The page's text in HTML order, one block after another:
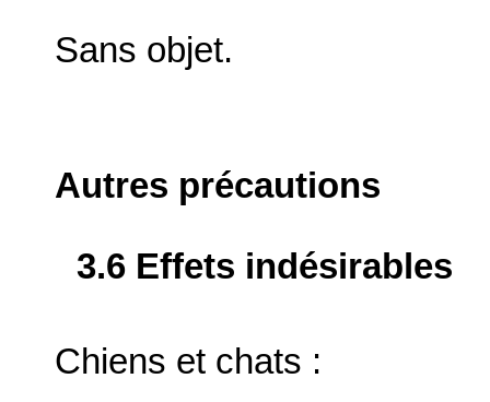
Sans objet.
Autres précautions
3.6 Effets indésirables
Chiens et chats :